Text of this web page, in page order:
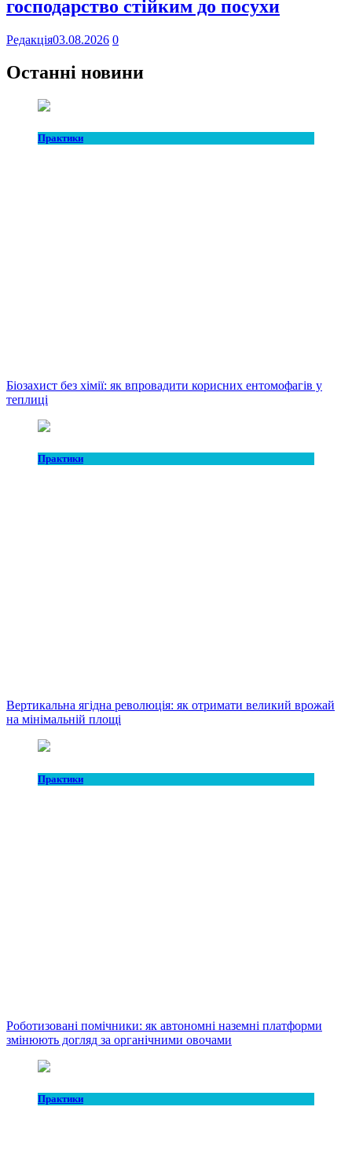
господарство стійким до посухи
Редакція03.08.2026 0
Останні новини
Практики
Біозахист без хімії: як впровадити корисних ентомофагів у
теплиці
Практики
Вертикальна ягідна революція: як отримати великий врожай
на мінімальній площі
Практики
Роботизовані помічники: як автономні наземні платформи
змінюють догляд за органічними овочами
Практики